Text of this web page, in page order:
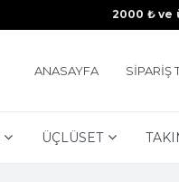
2000 ₺ ve
ANASAYFA SİPARİŞ
ÜÇLÜSET